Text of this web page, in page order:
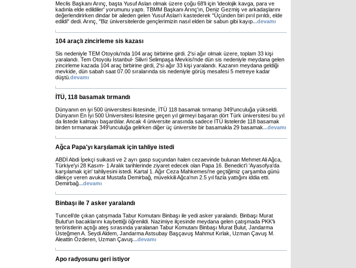
Meclis Başkanı Arınç, başta Yusuf Aslan olmak üzere çoğu 68'li için 'ideolojik kavga, para ve
kadınla elde edildiler' yorumunu yaptı. TBMM Başkanı Arınç'ın, Deniz Gezmiş ve arkadaşlarını
değerlendirirken dindar bir aileden gelen Yusuf Aslan'ı kastederek "Üçünden biri pırıl pırıldı, elde
edildi" dedi. Arınç, "Biz üniversitelerde gençlerimizin nasıl elden bir sabun gibi kayıp...devamı
104 araçlı zincirleme sis kazası
Sis nedeniyle TEM Otoyolu'nda 104 araç birbirine girdi. 2'si ağır olmak üzere, toplam 33 kişi
yaralandı. Tem Otoyolu İstanbul- Silivri Selimpaşa Mevkisi'nde dün sis nedeniyle meydana gelen
zincirleme kazada 104 araç birbirine girdi, 2'si ağır 33 kişi yaralandı. Kazanın meydana geldiği
mevkide, dün sabah saat 07.00 sıralarında sis nedeniyle görüş mesafesi 5 metreye kadar
düştü. devamı
İTÜ, 118 basamak tırmandı
Dünyanın en iyi 500 üniversitesi listesinde, İTÜ 118 basamak tırmanıp 349'unculuğa yükseldi.
Dünyanın En İyi 500 Üniversitesi listesine geçen yıl girmeyi başaran dört Türk üniversitesi bu yıl
da listede kalmayı başardılar. Ancak 4 üniversite arasında sadece İTÜ listelerde 118 basamak
birden tırmanarak 349'unculuğa gelirken diğer üç üniversite bir basamakla 29 basamak...devamı
Ağca Papa'yı karşılamak için tahliye istedi
ABDİ Abdi İpekçi suikasti ve 2 ayrı gasp suçundan halen cezaevinde bulunan Mehmet Ali Ağca,
Türkiye'yi 28 Kasım- 1 Aralık tarihlerinde ziyaret edecek olan Papa 16. Benedict'i 'Ayasofya'da
karşılamak için' tahliyesini istedi. Kartal 1. Ağır Ceza Mahkemesi'ne geçtiğimiz çarşamba günü
dilekçe veren avukat Mustafa Demirbağ, müvekkili Ağca'nın 2.5 yıl fazla yattığını iddia etti.
Demirbağ...devamı
Binbaşı ile 7 asker yaralandı
Tunceli'de çıkan çatışmada Tabur Komutanı Binbaşı ile yedi asker yaralandı. Binbaşı Murat
Bulut'un bacaklarını kaybettiği öğrenildi. Nazimiye ilçesinde meydana gelen çatışmada PKK'lı
teröristlerin açtığı ateş sırasında yaralanan Tabur Komutanı Binbaşı Murat Bulut, Jandarma
Üsteğmen A. Seydi Aldem, Jandarma Astsubay Başçavuş Mahmut Kırlak, Uzman Çavuş M.
Aleattin Özderen, Uzman Çavuş...devamı
Apo radyosunu geri istiyor